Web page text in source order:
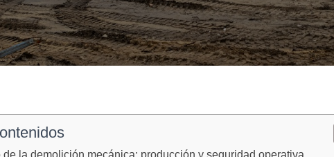
de la demolición mecánica: producción y seguridad operativa